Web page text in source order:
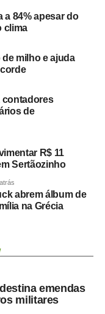
também pode
:
Clinical
milhares de
corporal,
demência.
isolada
associadas a
dos achados
a 84% apesar do
clima
milho e ajuda
contadores
de
R$ 11
Sertãozinho
abrem álbum de
na Grécia
emendas
militares